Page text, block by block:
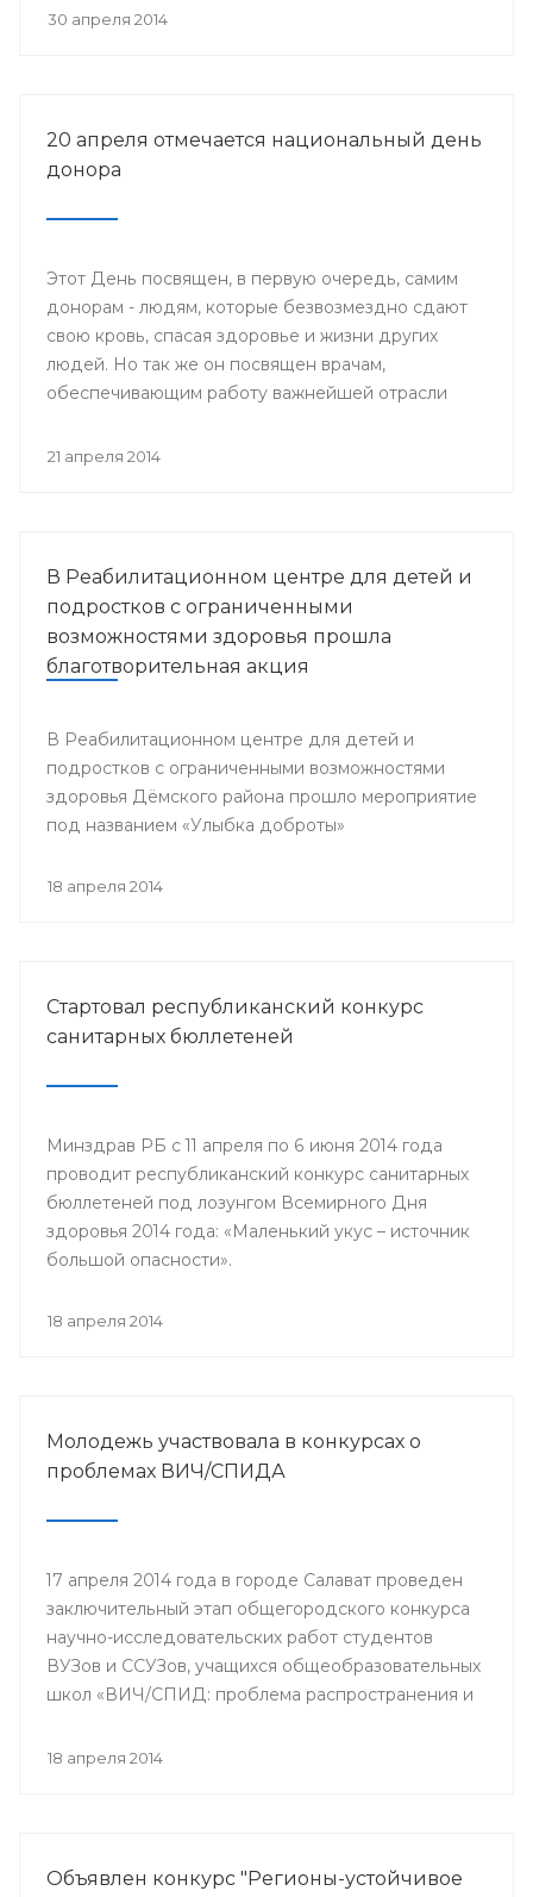
30 апреля 2014
20 апреля отмечается национальный день
донора
Этот День посвящен, в первую очередь, самим
донорам - людям, которые безвозмездно сдают
свою кровь, спасая здоровье и жизни других
людей. Но так же он посвящен врачам,
обеспечивающим работу важнейшей отрасли
21 апреля 2014
В Реабилитационном центре для детей и
подростков с ограниченными
возможностями здоровья прошла
благотворительная акция
В Реабилитационном центре для детей и
подростков с ограниченными возможностями
здоровья Дёмского района прошло мероприятие
под названием «Улыбка доброты»
18 апреля 2014
Стартовал республиканский конкурс
санитарных бюллетеней
Минздрав РБ с 11 апреля по 6 июня 2014 года
проводит республиканский конкурс санитарных
бюллетеней под лозунгом Всемирного Дня
здоровья 2014 года: «Маленький укус – источник
большой опасности».
18 апреля 2014
Молодежь участвовала в конкурсах о
проблемах ВИЧ/СПИДА
17 апреля 2014 года в городе Салават проведен
заключительный этап общегородского конкурса
научно-исследовательских работ студентов
ВУЗов и ССУЗов, учащихся общеобразовательных
школ «ВИЧ/СПИД: проблема распространения и
18 апреля 2014
Объявлен конкурс "Регионы-устойчивое